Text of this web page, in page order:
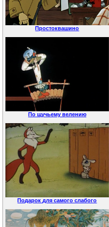
Простоквашино
По щучьему велению
Подарок для самого слабого